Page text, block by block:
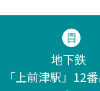
地下鉄
「上前津駅」12